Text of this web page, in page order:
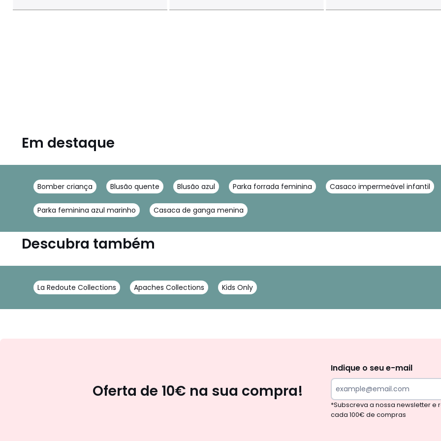
Em destaque
Bomber criança Blusão quente Blusão azul Parka forrada feminina Casaco impermeável infantil
Parka feminina azul marinho Casaca de ganga menina
Descubra também
La Redoute Collections Apaches Collections Kids Only
Oferta de 10€ na sua compra!
Indique o seu e-mail
*Subscreva a nossa newsletter
cada 100€ de compras